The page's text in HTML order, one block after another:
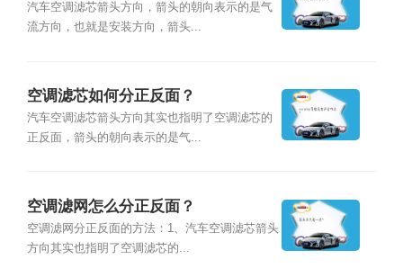
汽车空调滤芯箭头方向，箭头的朝向表示的是气
流方向，也就是安装方向，箭头...
空调滤芯如何分正反面？
汽车空调滤芯箭头方向其实也指明了空调滤芯的
正反面，箭头的朝向表示的是气...
空调滤网怎么分正反面？
空调滤网分正反面的方法：1、汽车空调滤芯箭头
方向其实也指明了空调滤芯的...